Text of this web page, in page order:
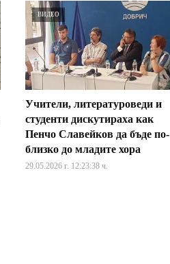
ВИДЕО
Учители, литературоведи и
студенти дискутираха как
Пенчо Славейков да бъде по-
близко до младите хора
29.05.2026 г. 12:23:38 ч.